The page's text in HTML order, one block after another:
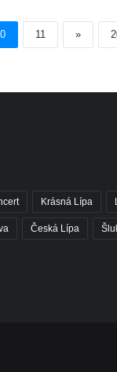
11 »
Krásná Lípa
Česká Lípa